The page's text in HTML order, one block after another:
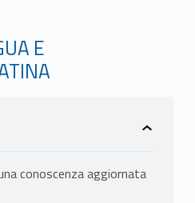
E
conoscenza aggiornata